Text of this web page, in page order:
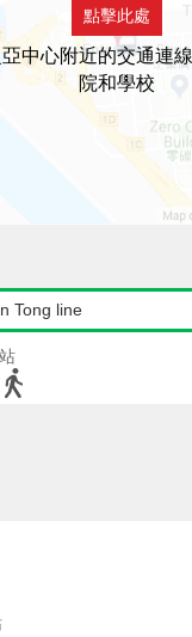
點擊此處
中心附近的交通連
院和學校
Tong line